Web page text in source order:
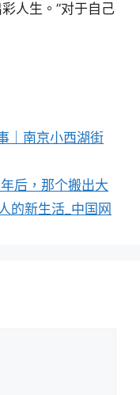
人生。”对于自己
｜南京小西湖街
后，那个搬出大
的新生活_中国网